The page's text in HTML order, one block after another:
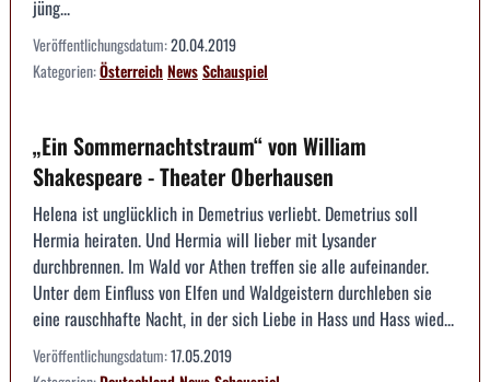
jüng...
Veröffentlichungsdatum:20.04.2019
Kategorien:ÖsterreichNewsSchauspiel
„Ein Sommernachtstraum“ von William
Shakespeare - Theater Oberhausen
Helena ist unglücklich in Demetrius verliebt. Demetrius soll
Hermia heiraten. Und Hermia will lieber mit Lysander
durchbrennen. Im Wald vor Athen treffen sie alle aufeinander.
Unter dem Einfluss von Elfen und Waldgeistern durchleben sie
eine rauschhafte Nacht, in der sich Liebe in Hass und Hass wied...
Veröffentlichungsdatum:17.05.2019